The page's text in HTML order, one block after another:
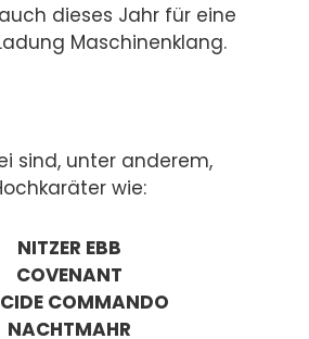
dieses Jahr für eine
Maschinenklang.
sind, unter anderem,
wie:
NITZER EBB
COVENANT
COMMANDO
NACHTMAHR